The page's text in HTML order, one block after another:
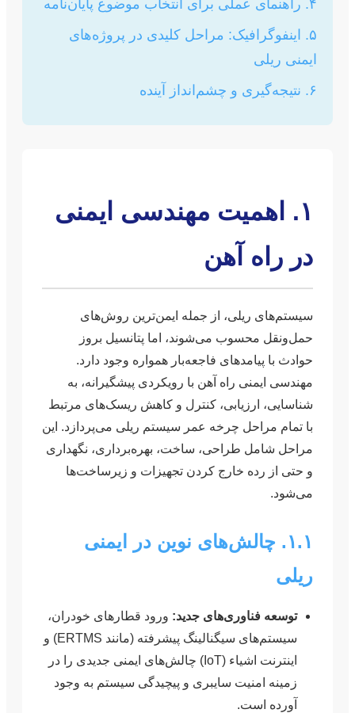
۴. راهنمای عملی برای انتخاب موضوع پایان‌نامه
۵. اینفوگرافیک: مراحل کلیدی در پروژه‌های
ایمنی ریلی
۶. نتیجه‌گیری و چشم‌انداز آینده
۱. اهمیت مهندسی ایمنی
در راه آهن
سیستم‌های ریلی، از جمله ایمن‌ترین روش‌های
حمل‌ونقل محسوب می‌شوند، اما پتانسیل بروز
حوادث با پیامدهای فاجعه‌بار همواره وجود دارد.
مهندسی ایمنی راه آهن با رویکردی پیشگیرانه، به
شناسایی، ارزیابی، کنترل و کاهش ریسک‌های مرتبط
با تمام مراحل چرخه عمر سیستم ریلی می‌پردازد. این
مراحل شامل طراحی، ساخت، بهره‌برداری، نگهداری
و حتی از رده خارج کردن تجهیزات و زیرساخت‌ها
می‌شود.
۱.۱. چالش‌های نوین در ایمنی
ریلی
توسعه فناوری‌های جدید: ورود قطارهای خودران،
سیستم‌های سیگنالینگ پیشرفته (مانند ERTMS) و
اینترنت اشیاء (IoT) چالش‌های ایمنی جدیدی را در
زمینه امنیت سایبری و پیچیدگی سیستم به وجود
آورده است.